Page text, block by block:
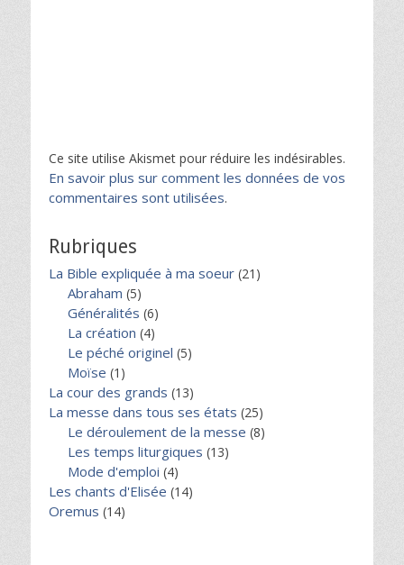
Ce site utilise Akismet pour réduire les indésirables.
En savoir plus sur comment les données de vos
commentaires sont utilisées.
Rubriques
La Bible expliquée à ma soeur (21)
Abraham (5)
Généralités (6)
La création (4)
Le péché originel (5)
Moïse (1)
La cour des grands (13)
La messe dans tous ses états (25)
Le déroulement de la messe (8)
Les temps liturgiques (13)
Mode d'emploi (4)
Les chants d'Elisée (14)
Oremus (14)